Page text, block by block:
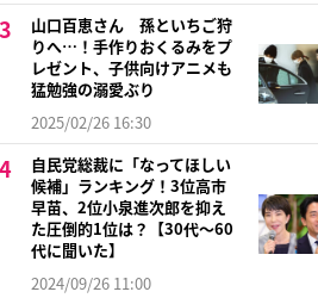
山口百恵さん 孫といちご狩
りへ…！手作りおくるみをプ
レゼント、子供向けアニメも
猛勉強の溺愛ぶり
2025/02/26 16:30
自民党総裁に「なってほしい
候補」ランキング！3位高市
早苗、2位小泉進次郎を抑え
た圧倒的1位は？【30代〜60
代に聞いた】
2024/09/26 11:00